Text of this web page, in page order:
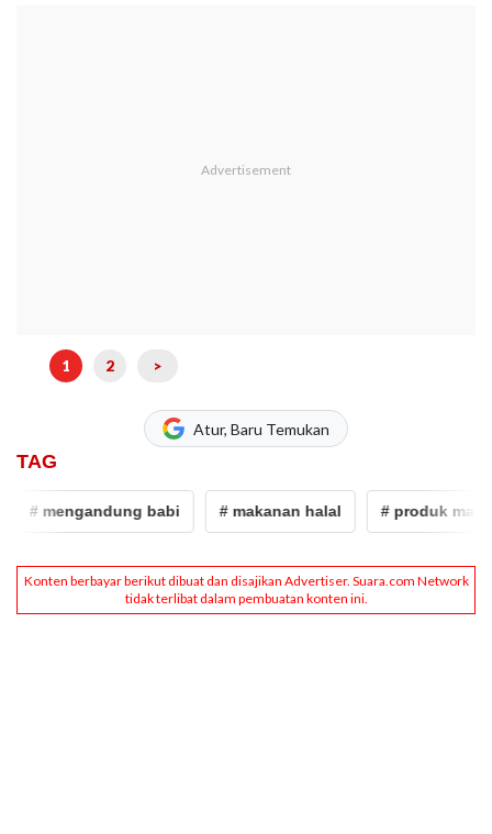
1 2 >
Atur, Baru Temukan
TAG
mengandung babi # makanan halal # produk makanan